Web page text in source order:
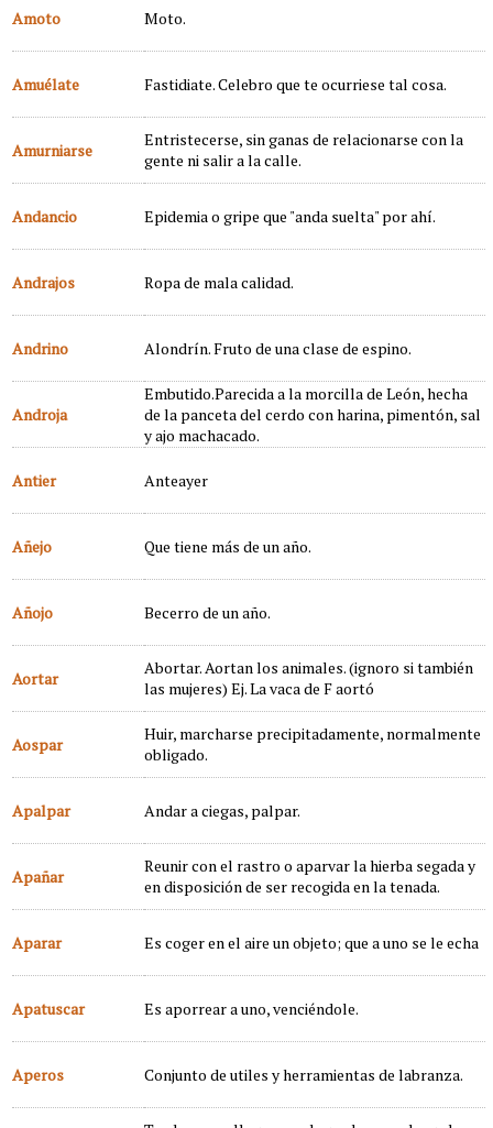
Amoto Moto.
Amuélate Fastidiate. Celebro que te ocurriese tal cosa.
Amurniarse
Entristecerse, sin ganas de relacionarse con la
gente ni salir a la calle.
Andancio Epidemia o gripe que "anda suelta" por ahí.
Andrajos Ropa de mala calidad.
Andrino Alondrín. Fruto de una clase de espino.
Androja
Embutido.Parecida a la morcilla de León, hecha
de la panceta del cerdo con harina, pimentón, sal
y ajo machacado.
Antier Anteayer
Añejo Que tiene más de un año.
Añojo Becerro de un año.
Aortar
Abortar. Aortan los animales. (ignoro si también
las mujeres) Ej. La vaca de F aortó
Aospar
Huir, marcharse precipitadamente, normalmente
obligado.
Apalpar Andar a ciegas, palpar.
Apañar
Reunir con el rastro o aparvar la hierba segada y
en disposición de ser recogida en la tenada.
Aparar Es coger en el aire un objeto; que a uno se le echa
Apatuscar Es aporrear a uno, venciéndole.
Aperos Conjunto de utiles y herramientas de labranza.